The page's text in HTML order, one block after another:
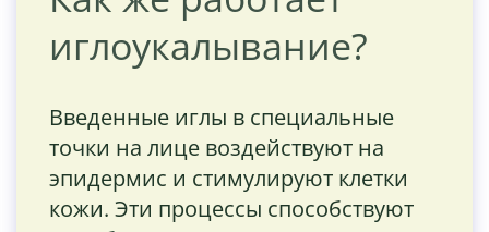
иглоукалывание?
Введенные иглы в специальные
точки на лице воздействуют на
эпидермис и стимулируют клетки
кожи. Эти процессы способствуют